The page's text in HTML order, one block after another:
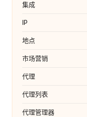
集成
IP
地点
市场营销
代理
代理列表
代理管理器